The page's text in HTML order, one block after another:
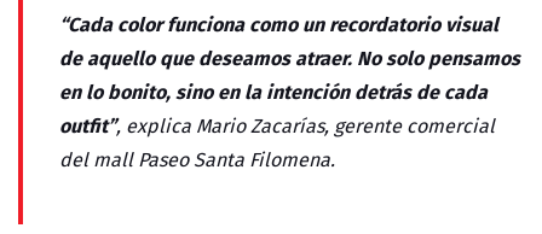
“Cada color funciona como un recordatorio visual
de aquello que deseamos atraer. No solo pensamos
en lo bonito, sino en la intención detrás de cada
outfit”, explica Mario Zacarías, gerente comercial
del mall Paseo Santa Filomena.